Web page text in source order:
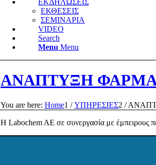
ΕΚΔΗΛΩΣΕΙΣ
ΕΚΘΕΣΕΙΣ
ΣΕΜΙΝΑΡΙΑ
VIDEO
Search
Menu Menu
ΑΝΑΠΤΥΞΗ
You are here: Home1 / ΥΠΗΡΕΣΙΕΣ2 /
Η Labochem AE σε συνεργασία με έμπειρους